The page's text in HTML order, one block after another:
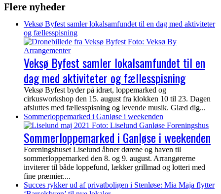
Flere nyheder
Veksø Byfest samler lokalsamfundet til en dag med aktiviteter
og fællesspisning
Veksø Byfest samler lokalsamfundet til en
dag med aktiviteter og fællesspisning
Veksø Byfest byder på idræt, loppemarked og
cirkusworkshop den 15. august fra klokken 10 til 23. Dagen
afsluttes med fællesspisning og levende musik. Glæd dig...
Sommerloppemarked i Ganløse i weekenden
Sommerloppemarked i Ganløse i weekenden
Foreningshuset Liselund åbner dørene og haven til
sommerloppemarked den 8. og 9. august. Arrangørerne
inviterer til både loppefund, lækker grillmad og lotteri med
fine præmier....
Succes rykker ud af privatboligen i Stenløse: Mia Maja flytter